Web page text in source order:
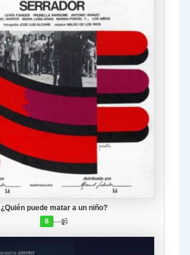
¿Quién puede matar a un niño?
8 —📹